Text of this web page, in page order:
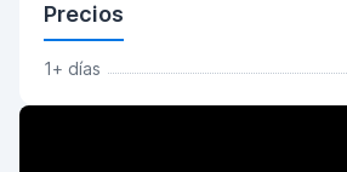
Precios
1+ días